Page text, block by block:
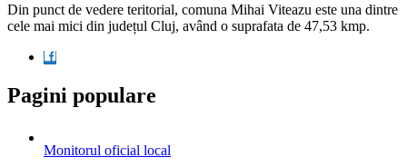
Din punct de vedere teritorial, comuna Mihai Viteazu este una dintre
cele mai mici din județul Cluj, având o suprafata de 47,53 kmp.
Pagini populare
Monitorul oficial local